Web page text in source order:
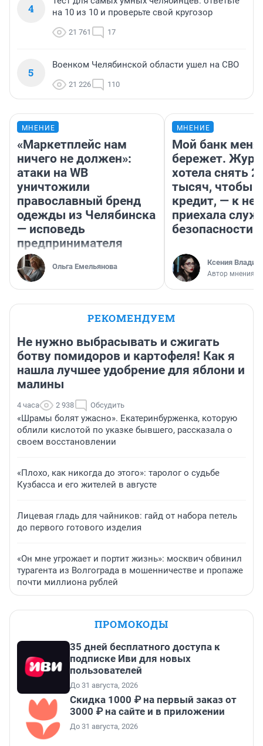
4
на 10 из 10 и проверьте свой кругозор
21 761 17
5
Военком Челябинской области ушел на СВО
21 226 110
МНЕНИЕ
«Маркетплейс нам
ничего не должен»:
атаки на WB
уничтожили
православный бренд
одежды из Челябинска
— исповедь
предпринимателя
Ольга Емельянова
МНЕНИЕ
Мой банк меня
бережет.
хотела снять
тысяч, чтобы
кредит, — к
приехала
безопасности
Ксения
Автор мнения
РЕКОМЕНДУЕМ
Не нужно выбрасывать и сжигать
ботву помидоров и картофеля! Как я
нашла лучшее удобрение для яблони и
малины
4 часа 2 938 Обсудить
«Шрамы болят ужасно». Екатеринбурженка, которую
облили кислотой по указке бывшего, рассказала о
своем восстановлении
«Плохо, как никогда до этого»: таролог о судьбе
Кузбасса и его жителей в августе
Лицевая гладь для чайников: гайд от набора петель
до первого готового изделия
«Он мне угрожает и портит жизнь»: москвич обвинил
турагента из Волгограда в мошенничестве и пропаже
почти миллиона рублей
ПРОМОКОДЫ
35 дней бесплатного доступа к
подписке Иви для новых
пользователей
До 31 августа, 2026
Скидка 1000 ₽ на первый заказ от
3000 ₽ на сайте и в приложении
До 31 августа, 2026